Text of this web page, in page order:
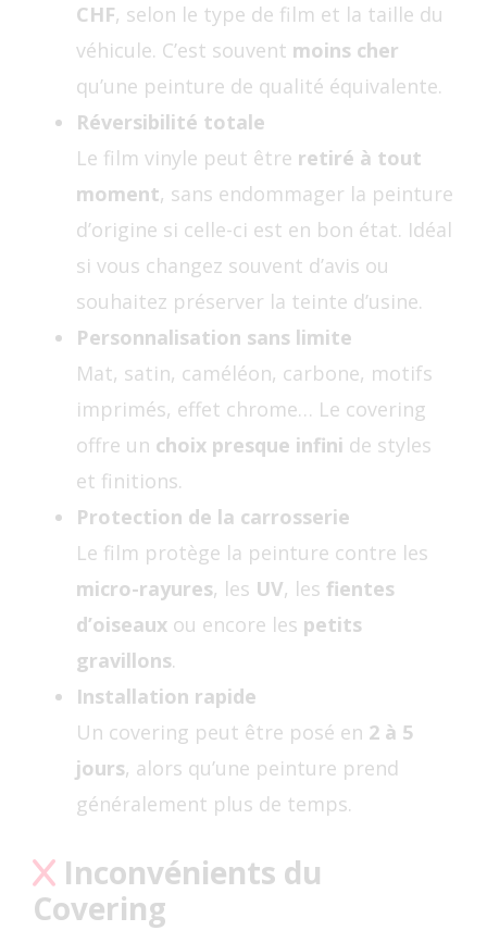
CHF, selon le type de film et la taille du
véhicule. C’est souvent moins cher
qu’une peinture de qualité équivalente.
Réversibilité totale
Le film vinyle peut être retiré à tout
moment, sans endommager la peinture
d’origine si celle-ci est en bon état. Idéal
si vous changez souvent d’avis ou
souhaitez préserver la teinte d’usine.
Personnalisation sans limite
Mat, satin, caméléon, carbone, motifs
imprimés, effet chrome… Le covering
offre un choix presque infini de styles
et finitions.
Protection de la carrosserie
Le film protège la peinture contre les
micro-rayures, les UV, les fientes
d’oiseaux ou encore les petits
gravillons.
Installation rapide
Un covering peut être posé en 2 à 5
jours, alors qu’une peinture prend
généralement plus de temps.
Inconvénients du
Covering